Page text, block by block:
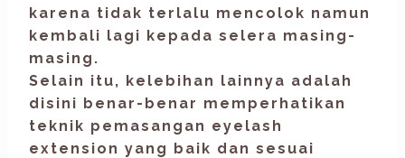
karena tidak terlalu mencolok namun
kembali lagi kepada selera masing-
masing.
Selain itu, kelebihan lainnya adalah
disini benar-benar memperhatikan
teknik pemasangan eyelash
extension yang baik dan sesuai